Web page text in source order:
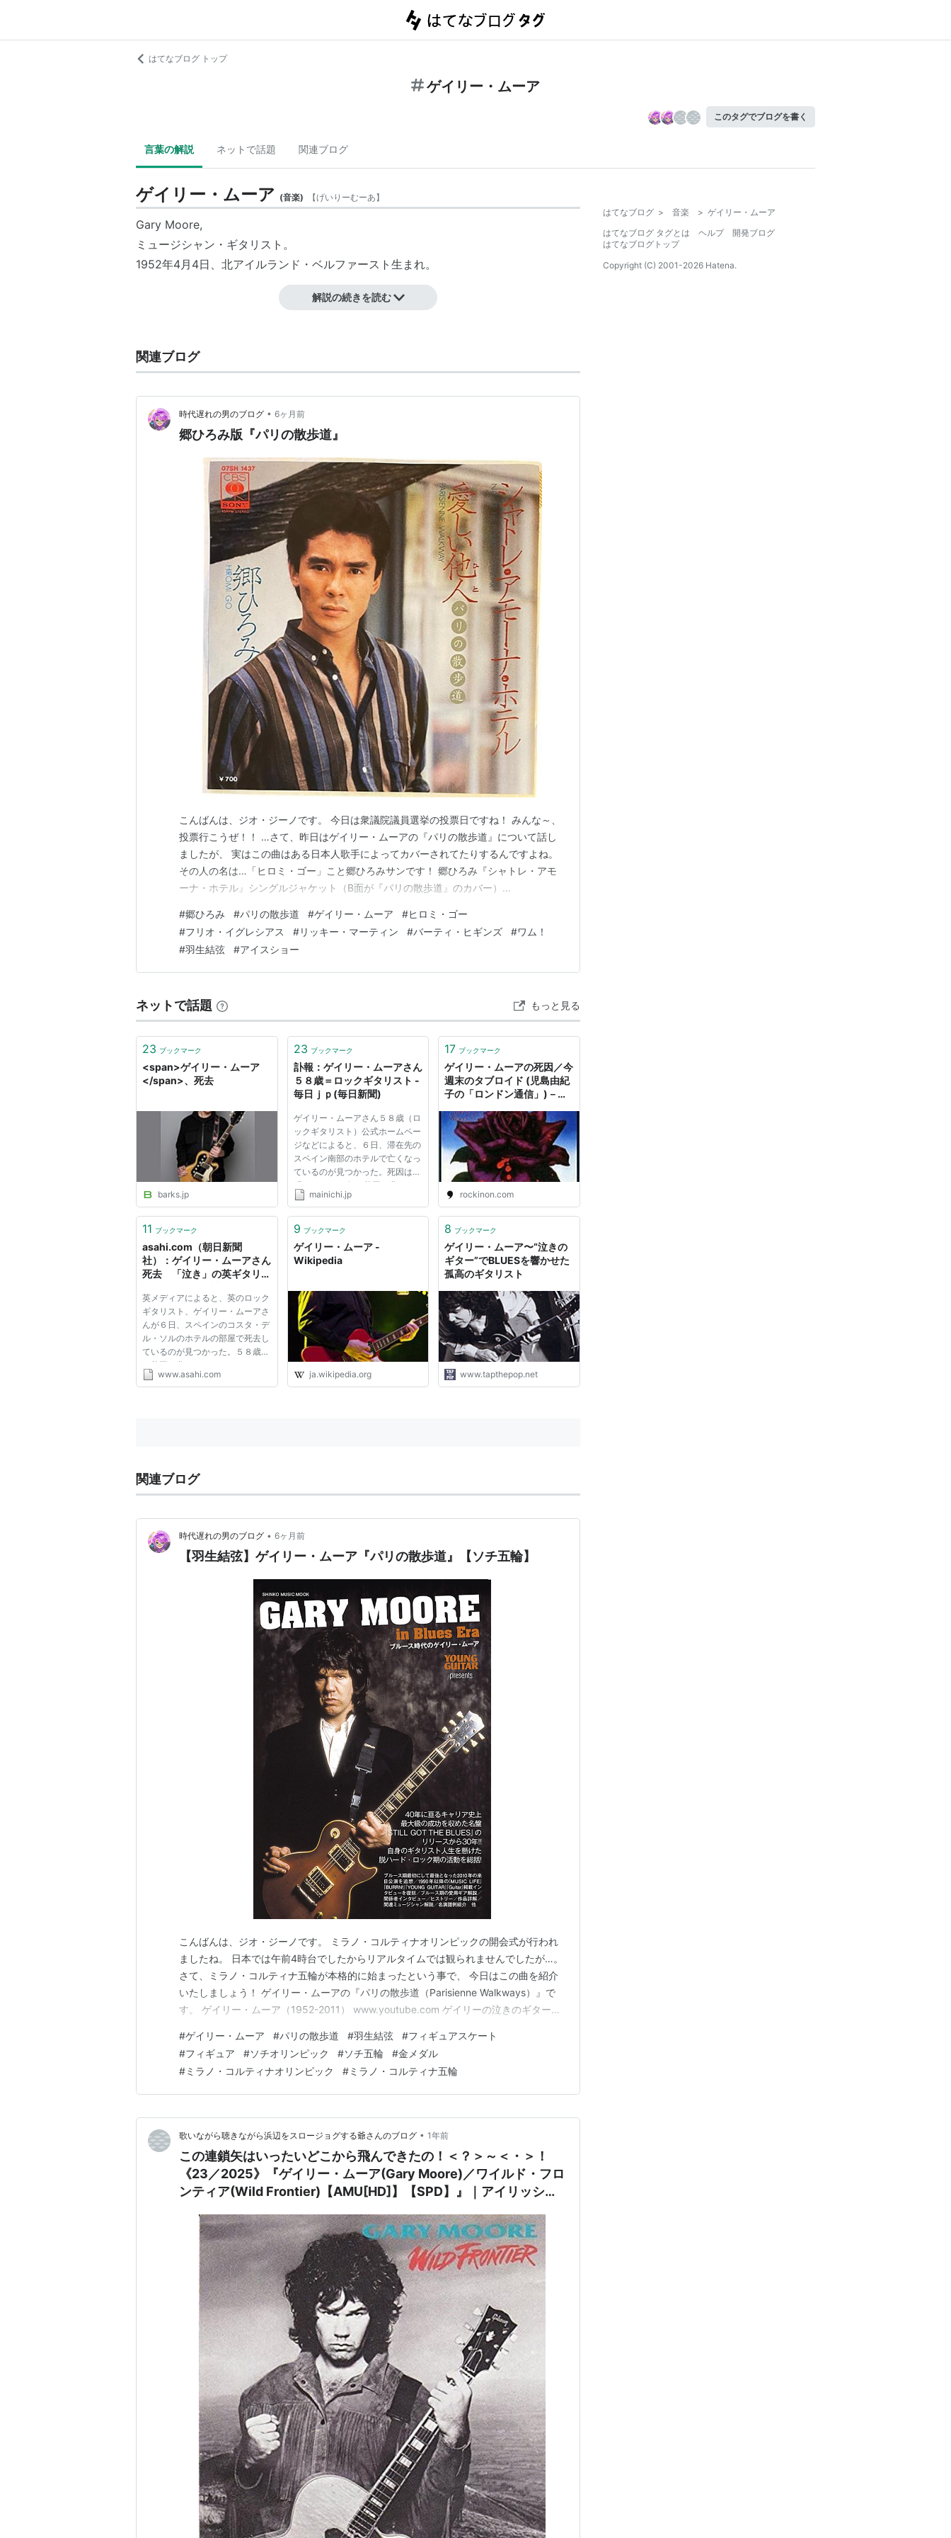
はてなブログ トップ
ゲイリー・ムーア
このタグでブログを書く
言葉の解説 ネットで話題 関連ブログ
ゲイリー・ムーア (音楽) 【げいりーむーあ】
Gary Moore,
ミュージシャン・ギタリスト。
1952年4月4日、北アイルランド・ベルファースト生まれ。
60年代末より、スキッド・ロウ、シン・リジィ、コロシアムIIなどでの活動を経て、
で
参加した他、この曲のセルフカヴァー「クライング・イン・ザ・シャドウ」を日本のみ
でシングル発売している。
2011年2月7日、スペイン滞在中急死。
解説の続きを読む
関連ブログ
時代遅れの男のブログ • 6ヶ月前
郷ひろみ版『パリの散歩道』
こんばんは、ジオ・ジーノです。 今日は衆議院議員選挙の投票日ですね！ みんな～、
投票行こうぜ！！ …さて、昨日はゲイリー・ムーアの『パリの散歩道』について話し
ましたが、 実はこの曲はある日本人歌手によってカバーされてたりするんですよね。
その人の名は…「ヒロミ・ゴー」こと郷ひろみサンです！ 郷ひろみ『シャトレ・アモ
ーナ・ホテル』シングルジャケット（B面が『パリの散歩道』のカバー）
#郷ひろみ #パリの散歩道 #ゲイリー・ムーア #ヒロミ・ゴー
#フリオ・イグレシアス #リッキー・マーティン #バーティ・ヒギンズ #ワム！
#羽生結弦 #アイスショー
ネットで話題 もっと見る
23 ブックマーク
<span>ゲイリー・ムーア
</span>、死去
barks.jp
23 ブックマーク
訃報：ゲイリー・ムーアさん
５８歳＝ロックギタリスト -
毎日ｊｐ(毎日新聞)
ゲイリー・ムーアさん５８歳（ロ
ックギタリスト）公式ホームペー
ジなどによると、６日、滞在先の
スペイン南部のホテルで亡くなっ
ているのが見つかった。死因は不
明。 １９５２年、英国・北アイ
ルランドのベルファスト生まれ。
「スキッド・ロウ」を経て、「シ
mainichi.jp
17 ブックマーク
ゲイリー・ムーアの死因／今
週末のタブロイド (児島由紀
子の「ロンドン通信」)－
https://rockinon.com/blog
/kojima/47497
rockinon.com
11 ブックマーク
asahi.com（朝日新聞
社）：ゲイリー・ムーアさん
死去 「泣き」の英ギタリス
英メディアによると、英のロック
ギタリスト、ゲイリー・ムーアさ
んが６日、スペインのコスタ・デ
ル・ソルのホテルの部屋で死去し
ているのが見つかった。５８歳。
英国・北アイルランドのベルフ
ァスト出身。１９７３年、「シ
www.asahi.com
9 ブックマーク
ゲイリー・ムーア -
Wikipedia
ja.wikipedia.org
8 ブックマーク
ゲイリー・ムーア〜“泣きの
ギター”でBLUESを響かせた
孤高のギタリスト
www.tapthepop.net
関連ブログ
時代遅れの男のブログ • 6ヶ月前
【羽生結弦】ゲイリー・ムーア『パリの散歩道』【ソチ五輪】
こんばんは、ジオ・ジーノです。 ミラノ・コルティナオリンピックの開会式が行われ
ましたね。 日本では午前4時台でしたからリアルタイムでは観られませんでしたが…。
さて、ミラノ・コルティナ五輪が本格的に始まったという事で、 今日はこの曲を紹介
いたしましょう！ ゲイリー・ムーアの『パリの散歩道（Parisienne Walkways）』で
す。 ゲイリー・ムーア（1952-2011） www.youtube.com ゲイリーの泣きのギター…
#ゲイリー・ムーア #パリの散歩道 #羽生結弦 #フィギュアスケート
#フィギュア #ソチオリンピック #ソチ五輪 #金メダル
#ミラノ・コルティナオリンピック #ミラノ・コルティナ五輪
歌いながら聴きながら浜辺をスロージョグする爺さんのブログ • 1年前
この連鎖矢はいったいどこから飛んできたの！＜？＞～＜・＞！
《23／2025》『ゲイリー・ムーア(Gary Moore)／ワイルド・フロ
ンティア(Wild Frontier)【AMU[HD]】【SPD】』｜アイリッシュ
シレたいかも！ｖ＾＾ドウジャ！ｘ72！ドウジャ！ｘ72！ドウジ
ャ！ｘ72！＾＾ｖ！
はてなブログ > 音楽 > ゲイリー・ムーア
はてなブログ タグとは
ヘルプ
開発ブログ
はてなブログトップ
Copyright (C) 2001-2026 Hatena.